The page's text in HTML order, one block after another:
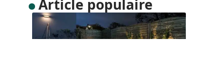
Article populaire